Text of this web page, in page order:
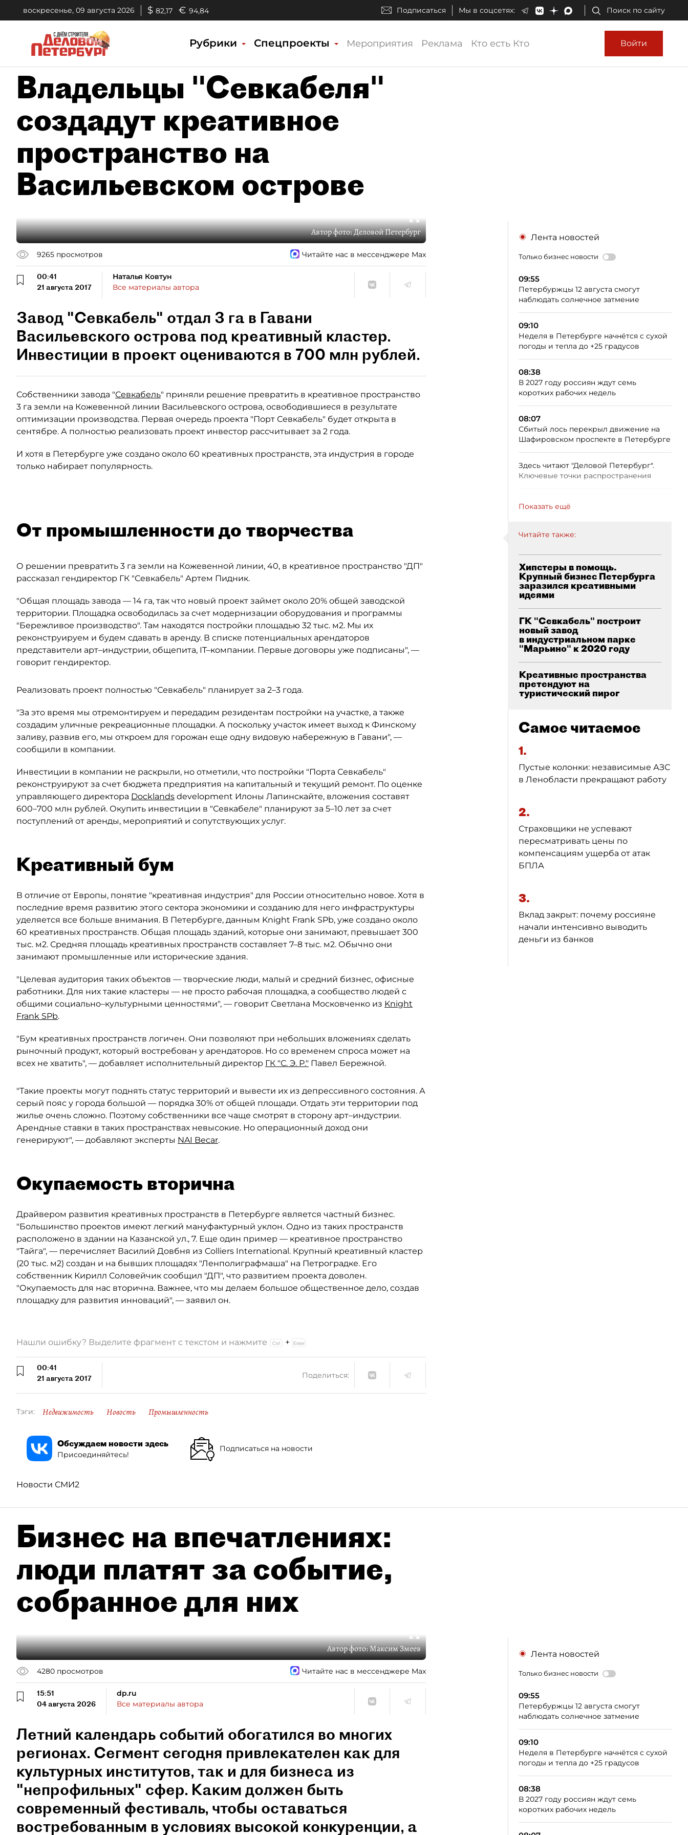
воскресенье, 09 августа 2026 $ 82,17 € 94,84 Подписаться Мы в соцсетях: Поиск по сайту
Рубрики Спецпроекты Мероприятия Реклама Кто есть Кто Войти
Владельцы "Севкабеля"
создадут креативное
пространство на
Васильевском острове
Автор фото:Деловой Петербург
9265 просмотров Читайте нас в мессенджере Max
00:41
21 августа 2017
Наталья Ковтун
Все материалы автора
Завод "Севкабель" отдал 3 га в Гавани
Васильевского острова под креативный кластер.
Инвестиции в проект оцениваются в 700 млн рублей.
Собственники завода "Севкабель" приняли решение превратить в креативное пространство
3 га земли на Кожевенной линии Васильевского острова, освободившиеся в результате
оптимизации производства. Первая очередь проекта "Порт Севкабель" будет открыта в
сентябре. А полностью реализовать проект инвестор рассчитывает за 2 года.
И хотя в Петербурге уже создано около 60 креативных пространств, эта индустрия в городе
только набирает популярность.
От промышленности до творчества
О решении превратить 3 га земли на Кожевенной линии, 40, в креативное пространство "ДП"
рассказал гендиректор ГК "Севкабель" Артем Пидник.
"Общая площадь завода — 14 га, так что новый проект займет около 20% общей заводской
территории. Площадка освободилась за счет модернизации оборудования и программы
"Бережливое производство". Там находятся постройки площадью 32 тыс. м2. Мы их
реконструируем и будем сдавать в аренду. В списке потенциальных арендаторов
представители арт–индустрии, общепита, IT–компании. Первые договоры уже подписаны", —
говорит гендиректор.
Реализовать проект полностью "Севкабель" планирует за 2–3 года.
"За это время мы отремонтируем и передадим резидентам постройки на участке, а также
создадим уличные рекреационные площадки. А поскольку участок имеет выход к Финскому
заливу, развив его, мы откроем для горожан еще одну видовую набережную в Гавани", —
сообщили в компании.
Инвестиции в компании не раскрыли, но отметили, что постройки "Порта Севкабель"
реконструируют за счет бюджета предприятия на капитальный и текущий ремонт. По оценке
управляющего директора Docklands development Илоны Лапинскайте, вложения составят
600–700 млн рублей. Окупить инвестиции в "Севкабеле" планируют за 5–10 лет за счет
поступлений от аренды, мероприятий и сопутствующих услуг.
Креативный бум
В отличие от Европы, понятие "креативная индустрия" для России относительно новое. Хотя в
последние время развитию этого сектора экономики и созданию для него инфраструктуры
уделяется все больше внимания. В Петербурге, данным Knight Frank SPb, уже создано около
60 креативных пространств. Общая площадь зданий, которые они занимают, превышает 300
тыс. м2. Средняя площадь креативных пространств составляет 7–8 тыс. м2. Обычно они
занимают промышленные или исторические здания.
"Целевая аудитория таких объектов — творческие люди, малый и средний бизнес, офисные
работники. Для них такие кластеры — не просто рабочая площадка, а сообщество людей с
общими социально–культурными ценностями", — говорит Светлана Московченко из Knight
Frank SPb.
"Бум креативных пространств логичен. Они позволяют при небольших вложениях сделать
рыночный продукт, который востребован у арендаторов. Но со временем спроса может на
всех не хватить", — добавляет исполнительный директор ГК "С. Э. Р." Павел Бережной.
"Такие проекты могут поднять статус территорий и вывести их из депрессивного состояния. А
серый пояс у города большой — порядка 30% от общей площади. Отдать эти территории под
жилье очень сложно. Поэтому собственники все чаще смотрят в сторону арт–индустрии.
Арендные ставки в таких пространствах невысокие. Но операционный доход они
генерируют", — добавляют эксперты NAI Becar.
Окупаемость вторична
Драйвером развития креативных пространств в Петербурге является частный бизнес.
"Большинство проектов имеют легкий мануфактурный уклон. Одно из таких пространств
расположено в здании на Казанской ул., 7. Еще один пример — креативное пространство
"Тайга", — перечисляет Василий Довбня из Colliers International. Крупный креативный кластер
(20 тыс. м2) создан и на бывших площадях "Ленполиграфмаша" на Петроградке. Его
собственник Кирилл Соловейчик сообщил "ДП", что развитием проекта доволен.
"Окупаемость для нас вторична. Важнее, что мы делаем большое общественное дело, создав
площадку для развития инноваций", — заявил он.
Лента новостей
Только бизнес новости
09:55
Петербуржцы 12 августа смогут
наблюдать солнечное затмение
09:10
Неделя в Петербурге начнётся с сухой
погоды и тепла до +25 градусов
08:38
В 2027 году россиян ждут семь
коротких рабочих недель
08:07
Сбитый лось перекрыл движение на
Шафировском проспекте в Петербурге
Здесь читают "Деловой Петербург".
Ключевые точки распространения
Показать ещё
Читайте также:
Хипстеры в помощь.
Крупный бизнес Петербурга
заразился креативными
идеями
ГК "Севкабель" построит
новый завод
в индустриальном парке
"Марьино" к 2020 году
Креативные пространства
претендуют на
туристический пирог
Самое читаемое
1.
Пустые колонки: независимые АЗС
в Ленобласти прекращают работу
2.
Страховщики не успевают
пересматривать цены по
компенсациям ущерба от атак
БПЛА
3.
Вклад закрыт: почему россияне
начали интенсивно выводить
деньги из банков
Нашли ошибку? Выделите фрагмент с текстом и нажмите +
00:41
21 августа 2017
Поделиться:
Тэги: Недвижимость Новость Промышленность
Обсуждаем новости здесь
Присоединяйтесь!
Подписаться на новости
Новости СМИ2
Бизнес на впечатлениях:
люди платят за событие,
собранное для них
Автор фото:Максим Змеев
4280 просмотров Читайте нас в мессенджере Max
15:51
04 августа 2026
dp.ru
Все материалы автора
Летний календарь событий обогатился во многих
регионах. Сегмент сегодня привлекателен как для
культурных институтов, так и для бизнеса из
"непрофильных" сфер. Каким должен быть
современный фестиваль, чтобы оставаться
востребованным в условиях высокой конкуренции, а
Лента новостей
Только бизнес новости
09:55
Петербуржцы 12 августа смогут
наблюдать солнечное затмение
09:10
Неделя в Петербурге начнётся с сухой
погоды и тепла до +25 градусов
08:38
В 2027 году россиян ждут семь
коротких рабочих недель